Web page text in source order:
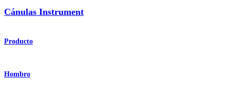
Cánulas Instrument
Producto
Hombro